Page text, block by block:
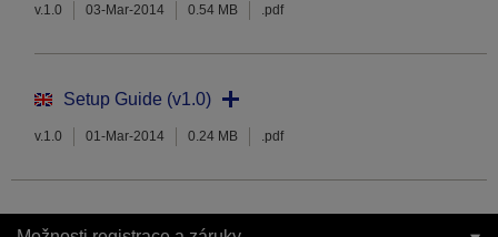
v.1.0 03-Mar-2014 0.54 MB .pdf
Setup Guide (v1.0)
v.1.0 01-Mar-2014 0.24 MB .pdf